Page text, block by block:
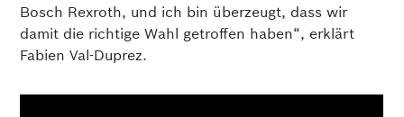
Bosch Rexroth, und ich bin überzeugt, dass wir
damit die richtige Wahl getroffen haben“, erklärt
Fabien Val-Duprez.